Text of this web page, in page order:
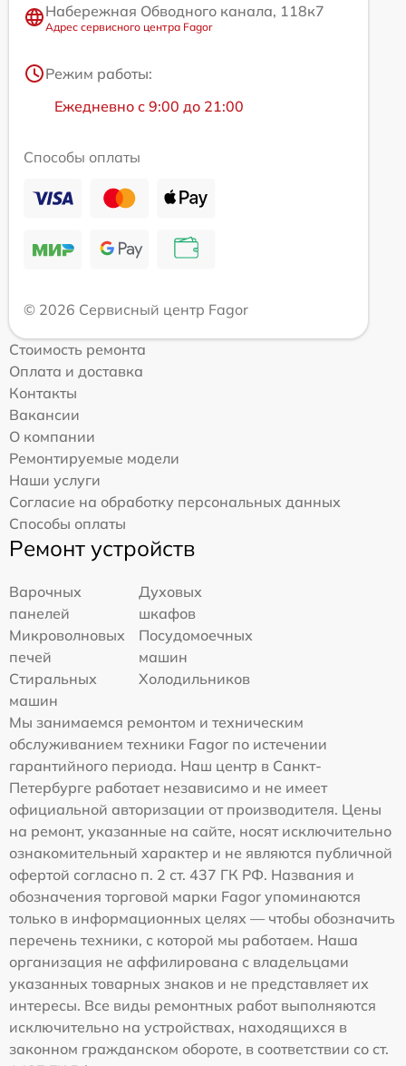
Набережная Обводного канала, 118к7
Адрес сервисного центра Fagor
Режим работы:
Ежедневно с 9:00 до 21:00
Способы оплаты
© 2026 Сервисный центр Fagor
Стоимость ремонта
Оплата и доставка
Контакты
Вакансии
О компании
Ремонтируемые модели
Наши услуги
Согласие на обработку персональных данных
Способы оплаты
Ремонт устройств
Варочных
панелей
Духовых
шкафов
Микроволновых
печей
Посудомоечных
машин
Стиральных
машин
Холодильников
Мы занимаемся ремонтом и техническим
обслуживанием техники Fagor по истечении
гарантийного периода. Наш центр в Санкт-
Петербурге работает независимо и не имеет
официальной авторизации от производителя. Цены
на ремонт, указанные на сайте, носят исключительно
ознакомительный характер и не являются публичной
офертой согласно п. 2 ст. 437 ГК РФ. Названия и
обозначения торговой марки Fagor упоминаются
только в информационных целях — чтобы обозначить
перечень техники, с которой мы работаем. Наша
организация не аффилирована с владельцами
указанных товарных знаков и не представляет их
интересы. Все виды ремонтных работ выполняются
исключительно на устройствах, находящихся в
законном гражданском обороте, в соответствии со ст.